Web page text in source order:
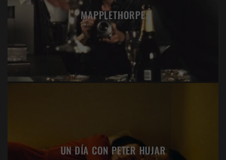
MAPPLETHORPE
UN DÍA CON PETER HUJAR